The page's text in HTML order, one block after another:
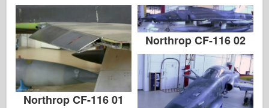
Northrop CF-116 01
Northrop CF-116 02